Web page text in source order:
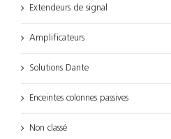
Extendeurs de signal
Amplificateurs
Solutions Dante
Enceintes colonnes passives
Non classé